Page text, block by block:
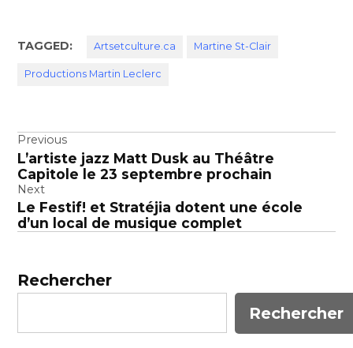
TAGGED: Artsetculture.ca Martine St-Clair
Productions Martin Leclerc
Navigation
de
l’article
Previous
L’artiste jazz Matt Dusk au Théâtre
Capitole le 23 septembre prochain
Next
Le Festif! et Stratéjia dotent une école
d’un local de musique complet
Rechercher
Rechercher